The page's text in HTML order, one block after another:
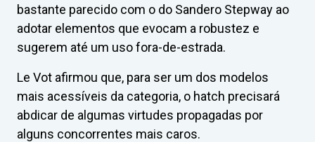
bastante parecido com o do Sandero Stepway ao
adotar elementos que evocam a robustez e
sugerem até um uso fora-de-estrada.
Le Vot afirmou que, para ser um dos modelos
mais acessíveis da categoria, o hatch precisará
abdicar de algumas virtudes propagadas por
alguns concorrentes mais caros.